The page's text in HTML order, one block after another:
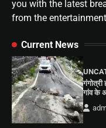
you with the latest
from the
Current News
गंगोत्री
गांव के